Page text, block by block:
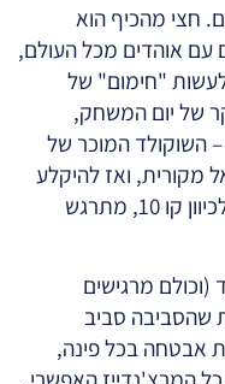
חצי מהכיף הוא
אוהדים מכל העולם,
"חימום" של
של יום המשחק,
השוקולד המוכר של
מקורית, ואז להיקלע
אל הזרם הגדול של האוהדים שנוהר לכיוון קו 10, מתרגש
מרגישים
סביב
אבטחה בכל פינה,